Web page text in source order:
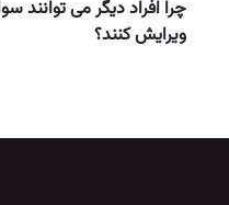
چرا افراد دیگر می توانند
ویرایش کنند؟